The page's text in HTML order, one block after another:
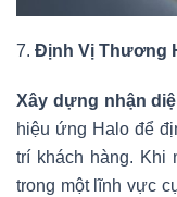
7. Định Vị Thương
Xây dựng nhận
hiệu ứng Halo để
trí khách hàng. Khi
trong một lĩnh vực